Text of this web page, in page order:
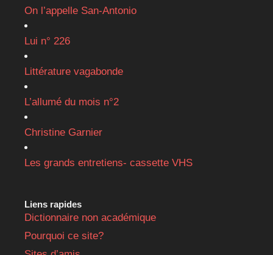
On l’appelle San-Antonio
Lui n° 226
Littérature vagabonde
L’allumé du mois n°2
Christine Garnier
Les grands entretiens- cassette VHS
Liens rapides
Dictionnaire non académique
Pourquoi ce site?